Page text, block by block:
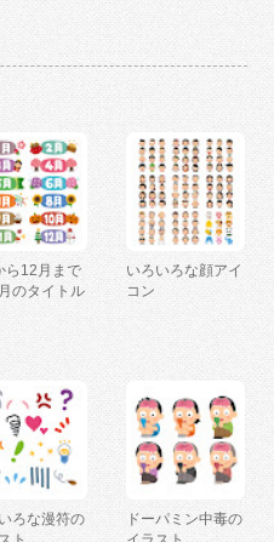
ら12月まで
のタイトル
いろいろな顔アイ
コン
ろな漫符の
ドーパミン中毒の